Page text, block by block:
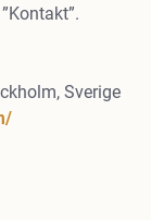
Sverige